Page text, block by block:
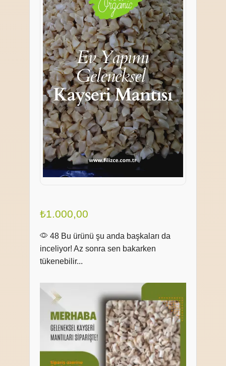
₺1.000,00
48 Bu ürünü şu anda başkaları da
inceliyor! Az sonra sen bakarken
tükenebilir...